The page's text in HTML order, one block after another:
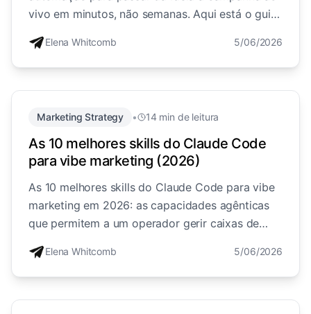
vivo em minutos, não semanas. Aqui está o guia
é, a stack e onde corre mal.
Elena Whitcomb 5/06/2026
Marketing Strategy • 14 min de leitura
As 10 melhores skills do Claude Code
para vibe marketing (2026)
As 10 melhores skills do Claude Code para vibe
marketing em 2026: as capacidades agênticas
que permitem a um operador gerir caixas de
relatórios de cada cliente apenas conversando
com uma IA.
Elena Whitcomb 5/06/2026